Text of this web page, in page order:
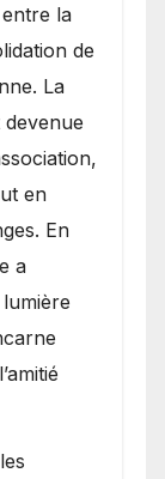
la
de
La
en
En
a